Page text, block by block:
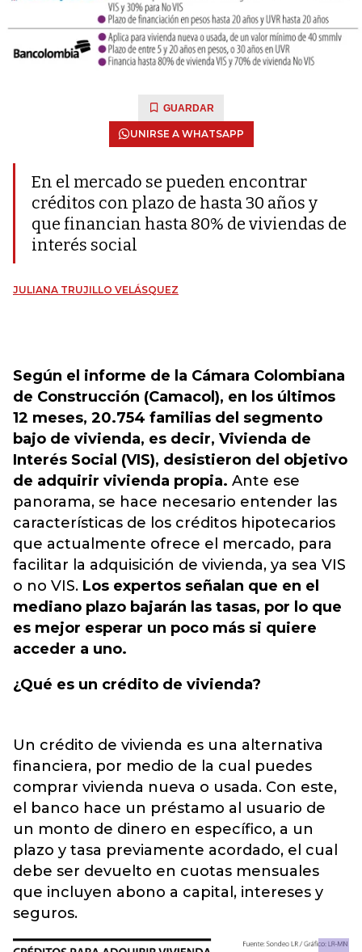
GUARDAR
UNIRSE A WHATSAPP
En el mercado se pueden encontrar
créditos con plazo de hasta 30 años y
que financian hasta 80% de viviendas de
interés social
JULIANA TRUJILLO VELÁSQUEZ
Según el informe de la Cámara Colombiana
de Construcción (Camacol), en los últimos
12 meses, 20.754 familias del segmento
bajo de vivienda, es decir, Vivienda de
Interés Social (VIS), desistieron del objetivo
de adquirir vivienda propia. Ante ese
panorama, se hace necesario entender las
características de los créditos hipotecarios
que actualmente ofrece el mercado, para
facilitar la adquisición de vivienda, ya sea VIS
o no VIS. Los expertos señalan que en el
mediano plazo bajarán las tasas, por lo que
es mejor esperar un poco más si quiere
acceder a uno.
¿Qué es un crédito de vivienda?
Un crédito de vivienda es una alternativa
financiera, por medio de la cual puedes
comprar vivienda nueva o usada. Con este,
el banco hace un préstamo al usuario de
un monto de dinero en específico, a un
plazo y tasa previamente acordado, el cual
debe ser devuelto en cuotas mensuales
que incluyen abono a capital, intereses y
seguros.